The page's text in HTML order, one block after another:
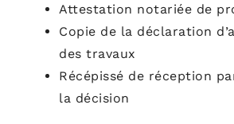
Attestation notariée de
Copie de la déclaration
des travaux
Récépissé de réception
la décision